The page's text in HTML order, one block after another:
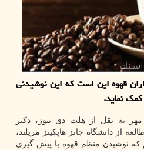
قهوه این است که این نوشیدنی
نماید.
به نقل از هلث دی نیوز، دکتر
از دانشگاه جانز هاپکینز مریلند،
که نوشیدن منظم قهوه با پیش گیری